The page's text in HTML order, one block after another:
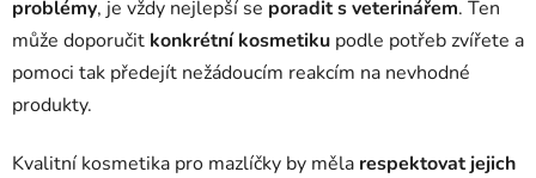
problémy, je vždy nejlepší se poradit s veterinářem. Ten
může doporučit konkrétní kosmetiku podle potřeb zvířete a
pomoci tak předejít nežádoucím reakcím na nevhodné
produkty.
Kvalitní kosmetika pro mazlíčky by měla respektovat jejich